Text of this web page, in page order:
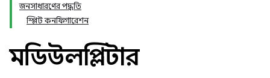
জনসাধারণের পদ্ধতি
স্প্লিট কনফিগারেশন
মডিউলস্প্লিটার